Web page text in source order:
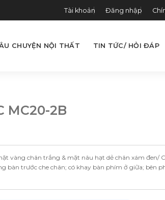
Tài khoản Đăng nhập
CHUYỆN NỘI THẤT TIN TỨC/ HỎI ĐÁP
MC20-2B
vàng chân trắng & mặt nâu hạt dẻ chân xám đen/
bàn trước che chân; có khay bàn phím ở giữa; bên